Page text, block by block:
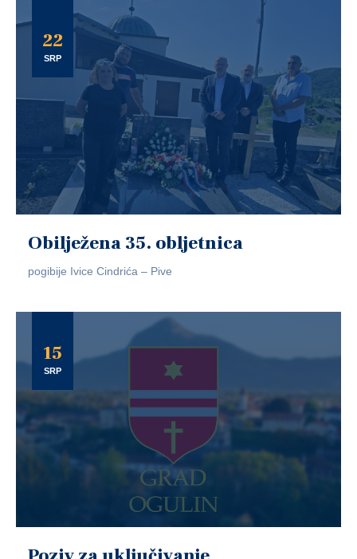
22
SRP
Obilježena 35. obljetnica
pogibije Ivice Cindrića – Pive
15
SRP